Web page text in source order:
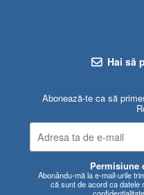
Hai să
Abonează-te ca să
Permisiune
Abonându-mă la e-mail-urile
că sunt de acord ca datele
confidențialitate